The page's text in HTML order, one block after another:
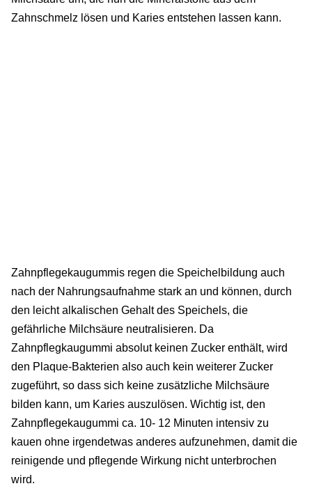
Zahnschmelz lösen und Karies entstehen lassen kann.
Zahnpflegekaugummis regen die Speichelbildung auch
nach der Nahrungsaufnahme stark an und können, durch
den leicht alkalischen Gehalt des Speichels, die
gefährliche Milchsäure neutralisieren. Da
Zahnpflegkaugummi absolut keinen Zucker enthält, wird
den Plaque-Bakterien also auch kein weiterer Zucker
zugeführt, so dass sich keine zusätzliche Milchsäure
bilden kann, um Karies auszulösen. Wichtig ist, den
Zahnpflegekaugummi ca. 10- 12 Minuten intensiv zu
kauen ohne irgendetwas anderes aufzunehmen, damit die
reinigende und pflegende Wirkung nicht unterbrochen
wird.